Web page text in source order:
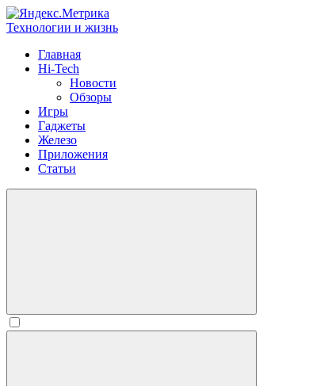
Технологии и жизнь
Главная
Hi-Tech
Новости
Обзоры
Игры
Гаджеты
Железо
Приложения
Статьи